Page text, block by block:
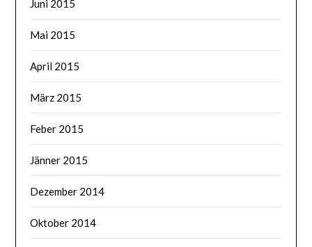
Juni 2015
Mai 2015
April 2015
März 2015
Feber 2015
Jänner 2015
Dezember 2014
Oktober 2014